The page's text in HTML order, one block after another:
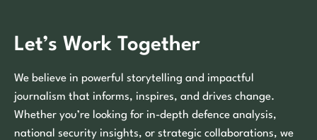
Let’s Work Together
We believe in powerful storytelling and impactful
journalism that informs, inspires, and drives change.
Whether you’re looking for in-depth defence analysis,
national security insights, or strategic collaborations, we